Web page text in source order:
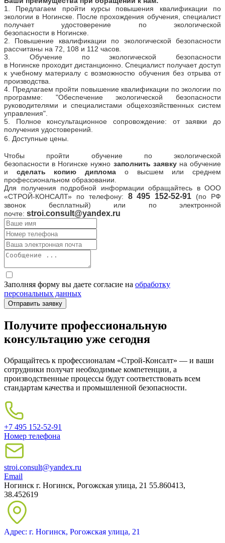
1. Предлагаем пройти курсы повышения квалификации по
экологии в Ногинске. После прохождения обучения, специалист
получает удостоверение по экологической
безопасности в Ногинске
2. Повышение квалификации по экологической безопасности
рассчитаны на 72, 108 и 112 часов.
3. Обучение по экологической безопасности
в Ногинске проходит дистанционно. Специалист получает доступ
к учебному материалу с возможностю обучения без отрыва от
производства.
4. Предлагаем пройти повышение квалификации по экологии по
программе: "Обеспечение экологической безопасности
руководителями и специалистами общехозяйственных систем
управления".
5. Полное консультационное сопровождение: от заявки до
получения удостоверений.
6. Доступные цены.
Чтобы пройти обучение по экологической
безопасности в Ногинске нужно заполнить заявкуна обучение
и сделать копию диплома о высшем или среднем
профессиональном образовании.
Для получения подробной информации обращайтесь в ООО
«СТРОЙ-КОНСАЛТ» по телефону: 8495 152-52-91 (по РФ
звонок бесплатный) или по электронной
почте: stroi.consult@yandex.ru
Заполняя форму вы даете согласие на обработку
персональных данных
Получите профессиональную
консультацию уже сегодня
Обращайтесь к профессионалам «Строй-Консалт» — и ваши
сотрудники получат необходимые компетенции, а
производственные процессы будут соответствовать всем
стандартам качества и промышленной безопасности.
+7 495 152-52-91
Номер телефона
stroi.consult@yandex.ru
Email
Ногинск г. Ногинск, Рогожская улица, 21 55.860413,
38.452619
Адрес: г. Ногинск, Рогожская улица, 21